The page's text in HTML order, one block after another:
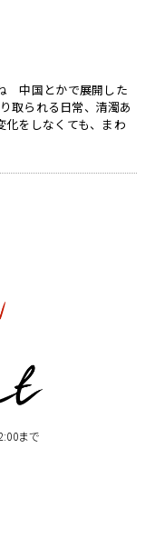
中国とかで展開した
取られる日常、清濁あ
化をしなくても、まわ
まで